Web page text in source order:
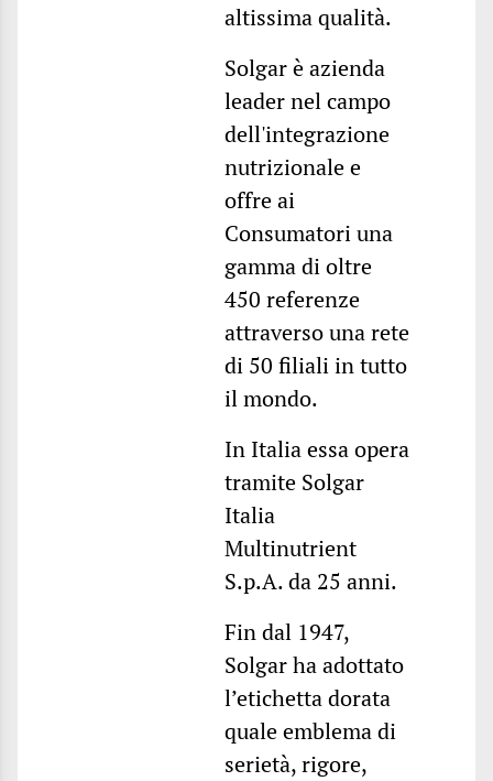
altissima qualità.
Solgar è azienda
leader nel campo
dell'integrazione
nutrizionale e
offre ai
Consumatori una
gamma di oltre
450 referenze
attraverso una rete
di 50 filiali in tutto
il mondo.
In Italia essa opera
tramite Solgar
Italia
Multinutrient
S.p.A. da 25 anni.
Fin dal 1947,
Solgar ha adottato
l’etichetta dorata
quale emblema di
serietà, rigore,